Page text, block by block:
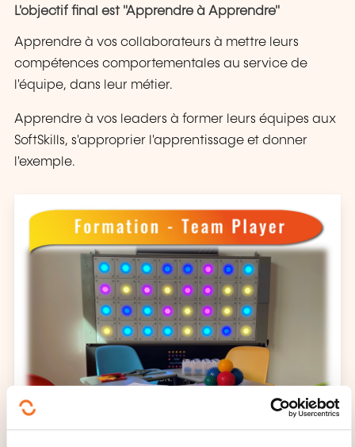
L'objectif final est "Apprendre à Apprendre"
Apprendre à vos collaborateurs à mettre leurs
compétences comportementales au service de
l'équipe, dans leur métier.
Apprendre à vos leaders à former leurs équipes aux
SoftSkills, s'approprier l'apprentissage et donner
l'exemple.